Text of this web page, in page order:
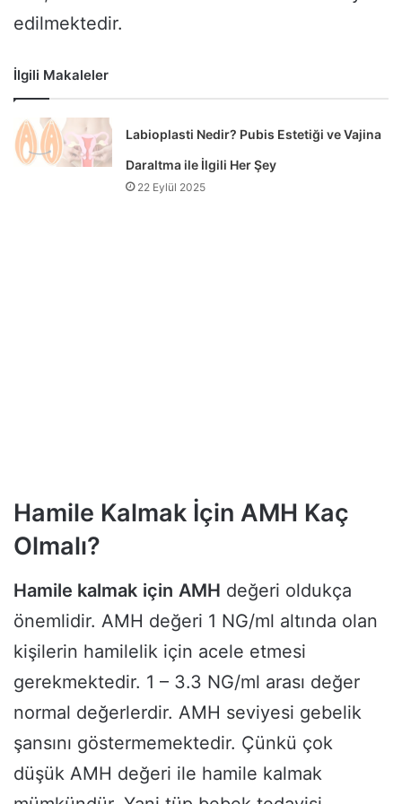
edilmektedir.
İlgili Makaleler
Labioplasti Nedir? Pubis Estetiği ve Vajina
Daraltma ile İlgili Her Şey
22 Eylül 2025
Hamile Kalmak İçin AMH Kaç
Olmalı?
Hamile kalmak için AMH değeri oldukça
önemlidir. AMH değeri 1 NG/ml altında olan
kişilerin hamilelik için acele etmesi
gerekmektedir. 1 – 3.3 NG/ml arası değer
normal değerlerdir. AMH seviyesi gebelik
şansını göstermemektedir. Çünkü çok
düşük AMH değeri ile hamile kalmak